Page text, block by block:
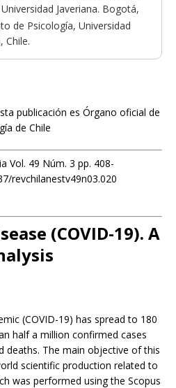
Javeriana. Bogotá,
de Psicología, Universidad
Chile.
publicación es Órgano oficial de
de Chile
Vol. 49 Núm. 3 pp. 408-
revchilanestv49n03.020
(COVID-19). A
(COVID-19) has spread to 180
half a million confirmed cases
deaths. The main objective of this
scientific production related to
was performed using the Scopus